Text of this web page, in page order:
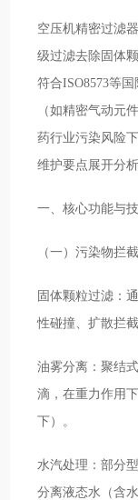
空压机精密过滤
级过滤去除固体
符合ISO8573等
（如精密气动元
药行业污染风险
维护要点展开分析
一、核心功能与
（一）污染物拦
固体颗粒过滤：
性碰撞、扩散拦
油雾分离：聚结
滴，在重力作用
下）。
水汽处理：部分
分离液态水（含